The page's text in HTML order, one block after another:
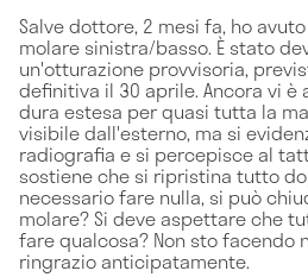
Salve dottore, 2 mesi fa, ho
molare sinistra/basso. È stato
un'otturazione provvisoria,
definitiva il 30 aprile. Ancora vi è
dura estesa per quasi tutta la
visibile dall'esterno, ma si
radiografia e si percepisce al
sostiene che si ripristina tutto
necessario fare nulla, si può
molare? Si deve aspettare che
fare qualcosa? Non sto facendo
ringrazio anticipatamente.